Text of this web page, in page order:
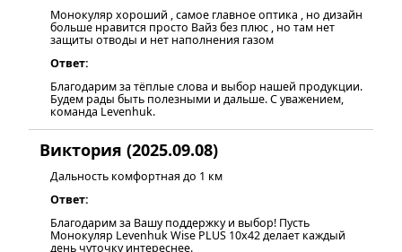
Монокуляр хороший , самое главное оптика , но дизайн
больше нравится просто Вайз без плюс , но там нет
защиты отводы и нет наполнения газом
Ответ:
Благодарим за тёплые слова и выбор нашей продукции.
Будем рады быть полезными и дальше. С уважением,
команда Levenhuk.
Виктория (2025.09.08)
Дальность комфортная до 1 км
Ответ:
Благодарим за Вашу поддержку и выбор! Пусть
Монокуляр Levenhuk Wise PLUS 10x42 делает каждый
день чуточку интереснее.